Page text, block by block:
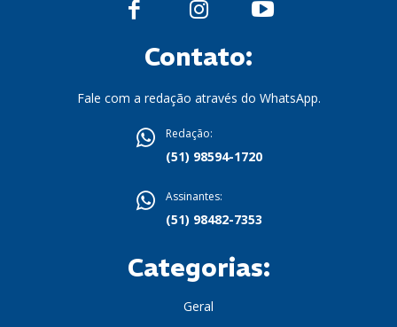
Contato:
Fale com a redação através do WhatsApp.
Redação:
(51) 98594-1720
Assinantes:
(51) 98482-7353
Categorias:
Geral